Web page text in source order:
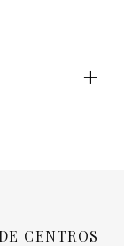
+
CENTROS